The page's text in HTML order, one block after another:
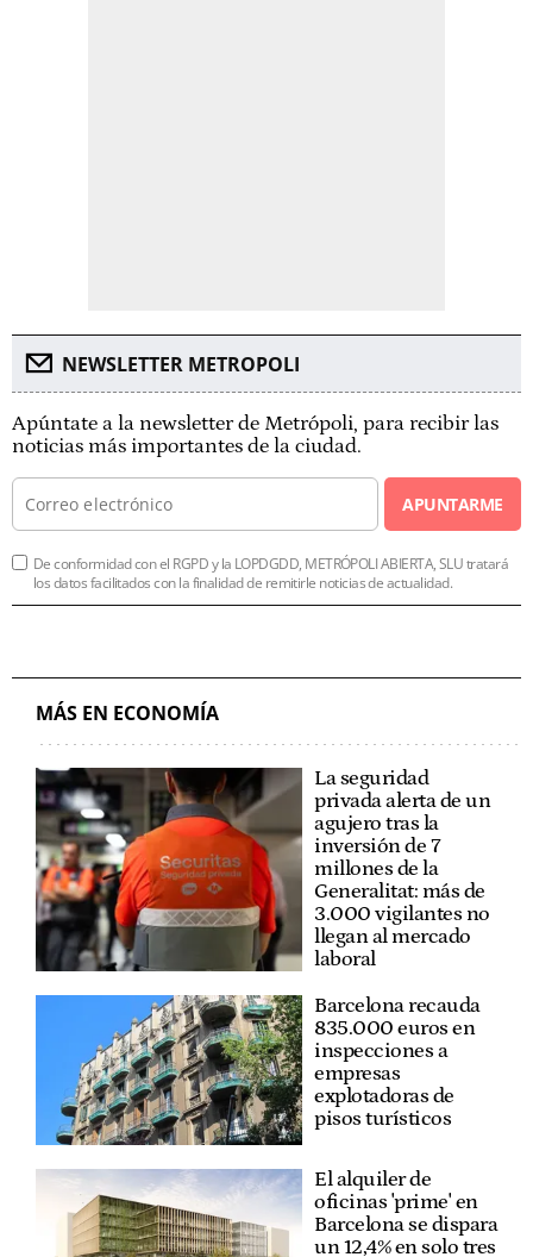
NEWSLETTER METROPOLI
Apúntate a la newsletter de Metrópoli, para recibir las
noticias más importantes de la ciudad.
APUNTARME
De conformidad con el RGPD y la LOPDGDD, METRÓPOLI ABIERTA, SLU tratará
los datos facilitados con la finalidad de remitirle noticias de actualidad.
MÁS EN ECONOMÍA
La seguridad
privada alerta de un
agujero tras la
inversión de 7
millones de la
Generalitat: más de
3.000 vigilantes no
llegan al mercado
laboral
Barcelona recauda
835.000 euros en
inspecciones a
empresas
explotadoras de
pisos turísticos
El alquiler de
oficinas 'prime' en
Barcelona se dispara
un 12,4% en solo tres